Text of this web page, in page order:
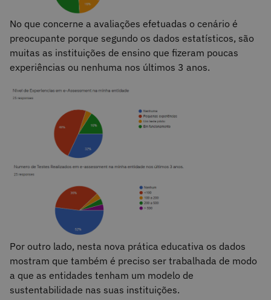
No que concerne a avaliações efetuadas o cenário é
preocupante porque segundo os dados estatísticos, são
muitas as instituições de ensino que fizeram poucas
experiências ou nenhuma nos últimos 3 anos.
Por outro lado, nesta nova prática educativa os dados
mostram que também é preciso ser trabalhada de modo
a que as entidades tenham um modelo de
sustentabilidade nas suas instituições.